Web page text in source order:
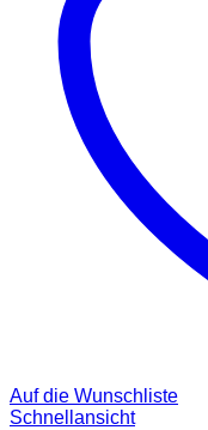
Auf die Wunschliste
Schnellansicht